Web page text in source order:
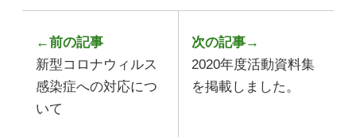
←前の記事
新型コロナウィルス
感染症への対応につ
いて
次の記事→
2020年度活動資料集
を掲載しました。